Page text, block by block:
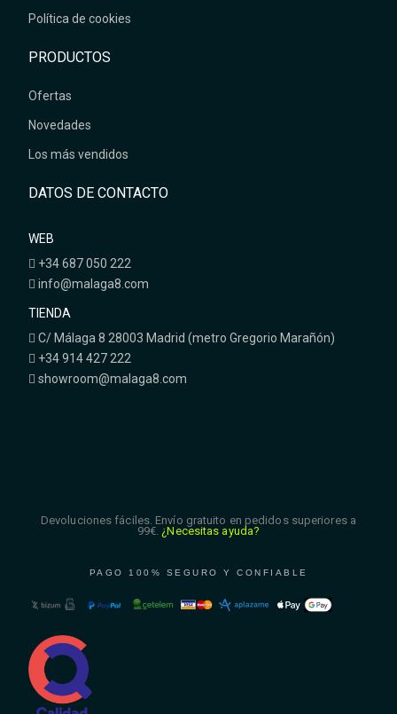
Política de cookies
PRODUCTOS
Ofertas
Novedades
Los más vendidos
DATOS DE CONTACTO
WEB
+34 687 050 222
info@malaga8.com
TIENDA
C/ Málaga 8 28003 Madrid (metro Gregorio Marañón)
+34 914 427 222
showroom@malaga8.com
Devoluciones fáciles. Envío gratuito en pedidos superiores a
99€. ¿Necesitas ayuda?
PAGO 100% SEGURO Y CONFIABLE